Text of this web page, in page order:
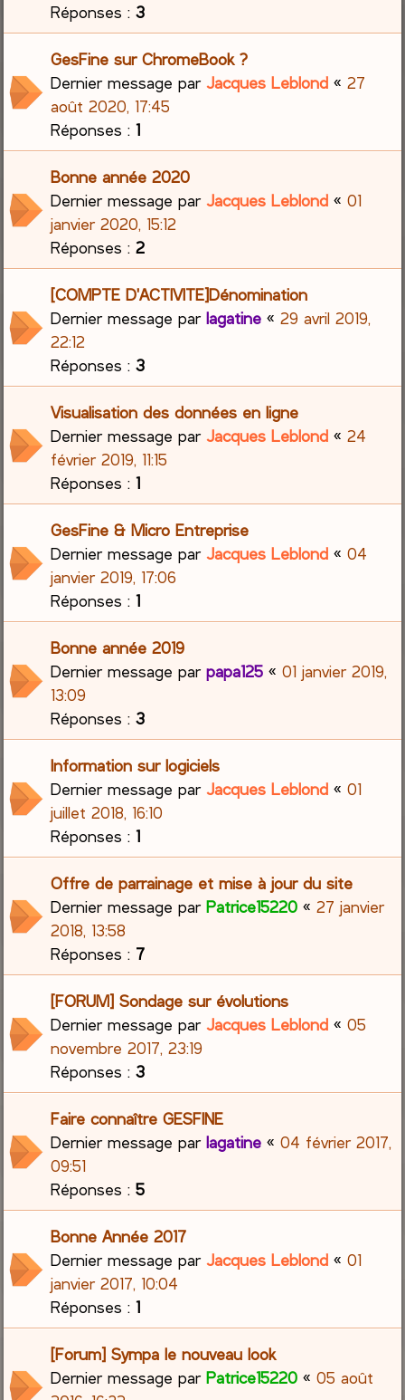
Réponses :3
GesFine sur ChromeBook ?
Dernier message parJacques Leblond «27
août 2020, 17:45
Réponses :1
Bonne année 2020
Dernier message parJacques Leblond «01
janvier 2020, 15:12
Réponses :2
[COMPTE D'ACTIVITE]Dénomination
Dernier message parlagatine «29 avril 2019,
22:12
Réponses :3
Visualisation des données en ligne
Dernier message parJacques Leblond «24
février 2019, 11:15
Réponses :1
GesFine & Micro Entreprise
Dernier message parJacques Leblond «04
janvier 2019, 17:06
Réponses :1
Bonne année 2019
Dernier message parpapa125 «01 janvier 2019,
13:09
Réponses :3
Information sur logiciels
Dernier message parJacques Leblond «01
juillet 2018, 16:10
Réponses :1
Offre de parrainage et mise à jour du site
Dernier message parPatrice15220 «27 janvier
2018, 13:58
Réponses : 7
[FORUM] Sondage sur évolutions
Dernier message parJacques Leblond «05
novembre 2017, 23:19
Réponses :3
Faire connaître GESFINE
Dernier message parlagatine «04 février 2017,
09:51
Réponses :5
Bonne Année 2017
Dernier message parJacques Leblond «01
janvier 2017, 10:04
Réponses :1
[Forum] Sympa le nouveau look
Dernier message parPatrice15220 «05 août